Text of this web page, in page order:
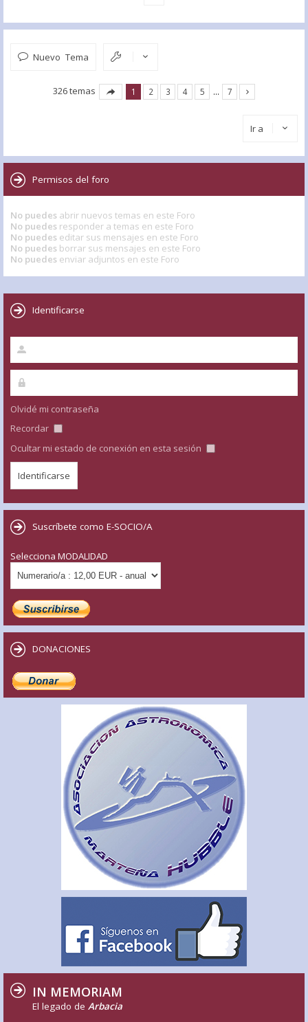
Nuevo Tema
326 temas 1 2 3 4 5 … 7
Ir a
Permisos del foro
No puedes abrir nuevos temas en este Foro
No puedes responder a temas en este Foro
No puedes editar sus mensajes en este Foro
No puedes borrar sus mensajes en este Foro
No puedes enviar adjuntos en este Foro
Identificarse
Olvidé mi contraseña
Recordar
Ocultar mi estado de conexión en esta sesión
Suscríbete como E-SOCIO/A
Selecciona MODALIDAD
DONACIONES
IN MEMORIAM
El legado de Arbacia